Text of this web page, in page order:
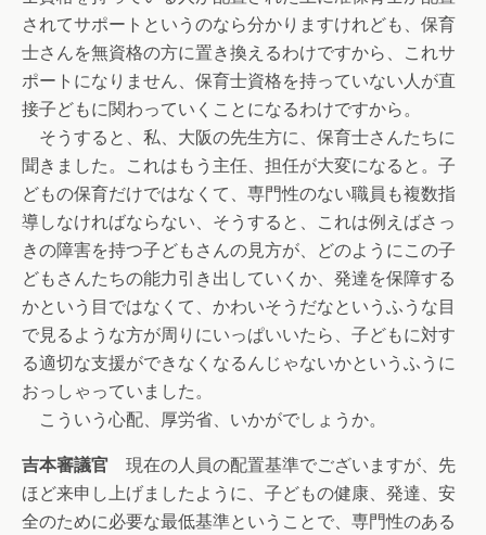
されてサポートというのなら分かりますけれども、保育
士さんを無資格の方に置き換えるわけですから、これサ
ポートになりません、保育士資格を持っていない人が直
接子どもに関わっていくことになるわけですから。
そうすると、私、大阪の先生方に、保育士さんたちに
聞きました。これはもう主任、担任が大変になると。子
どもの保育だけではなくて、専門性のない職員も複数指
導しなければならない、そうすると、これは例えばさっ
きの障害を持つ子どもさんの見方が、どのようにこの子
どもさんたちの能力引き出していくか、発達を保障する
かという目ではなくて、かわいそうだなというふうな目
で見るような方が周りにいっぱいいたら、子どもに対す
る適切な支援ができなくなるんじゃないかというふうに
おっしゃっていました。
こういう心配、厚労省、いかがでしょうか。
吉本審議官 現在の人員の配置基準でございますが、先
ほど来申し上げましたように、子どもの健康、発達、安
全のために必要な最低基準ということで、専門性のある